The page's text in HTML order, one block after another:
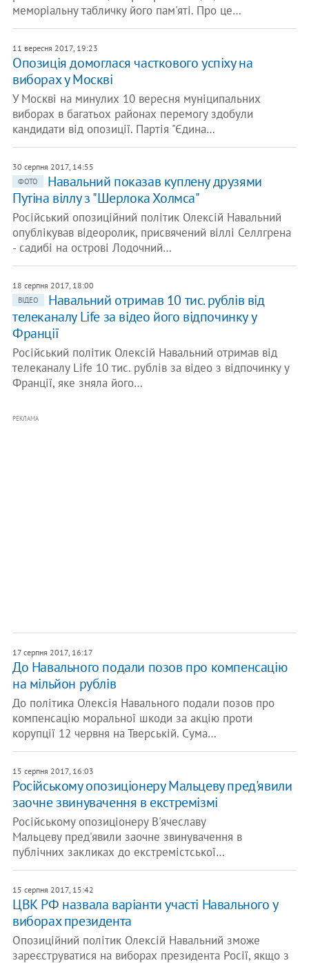
меморіальну табличку його пам'яті. Про це…
11 вересня 2017, 19:23
Опозиція домоглася часткового успіху на
виборах у Москві
У Москві на минулих 10 вересня муніципальних
виборах в багатьох районах перемогу здобули
кандидати від опозиції. Партія "Єдина…
30 серпня 2017, 14:55
ФОТО
Навальний показав куплену друзями
Путіна віллу з "Шерлока Холмса"
Російський опозиційний політик Олексій Навальний
опублікував відеоролик, присвячений віллі Селлгрена
- садибі на острові Лодочний…
18 серпня 2017, 18:00
ВІДЕО
Навальний отримав 10 тис. рублів від
телеканалу Life за відео його відпочинку у
Франції
Російський політик Олексій Навальний отримав від
телеканалу Life 10 тис. рублів за відео з відпочинку у
Франції, яке зняла його…
РЕКЛАМА
17 серпня 2017, 16:17
До Навального подали позов про компенсацію
на мільйон рублів
До політика Олексія Навального подали позов про
компенсацію моральної шкоди за акцію проти
корупції 12 червня на Тверській. Сума…
15 серпня 2017, 16:03
Російському опозиціонеру Мальцеву пред'явили
заочне звинувачення в екстремізмі
Російському опозиціонеру В'ячеславу
Мальцеву пред'явили заочне звинувачення в
публічних закликах до екстремістської…
15 серпня 2017, 15:42
ЦВК РФ назвала варіанти участі Навального у
виборах президента
Опозиційний політик Олексій Навальний зможе
зареєструватися на виборах президента Росії, якщо з